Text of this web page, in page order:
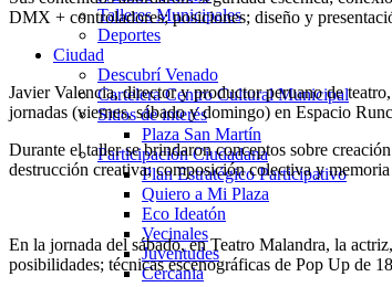
Talleres Municipales
Deportes
Ciudad
Descubrí Venado
Cartelera Centro Cultural Municipal
Sitios de interés
Plaza San Martín
Participación Ciudadana
Plan Estratégico Participativo
Quiero a Mi Plaza
Eco Ideatón
Vecinales
Juventudes
Cercania
DMX + controladores; posiciones; diseño y
Javier Valencia, director y productor peruano de
jornadas (viernes, sábado y domingo) en Espacio
Durante el taller se brindaron conceptos sobre
destrucción creativa; composición colectiva y
En la jornada del sábado, en Teatro Malandra, la
posibilidades; técnicas escenográficas de Pop Up de